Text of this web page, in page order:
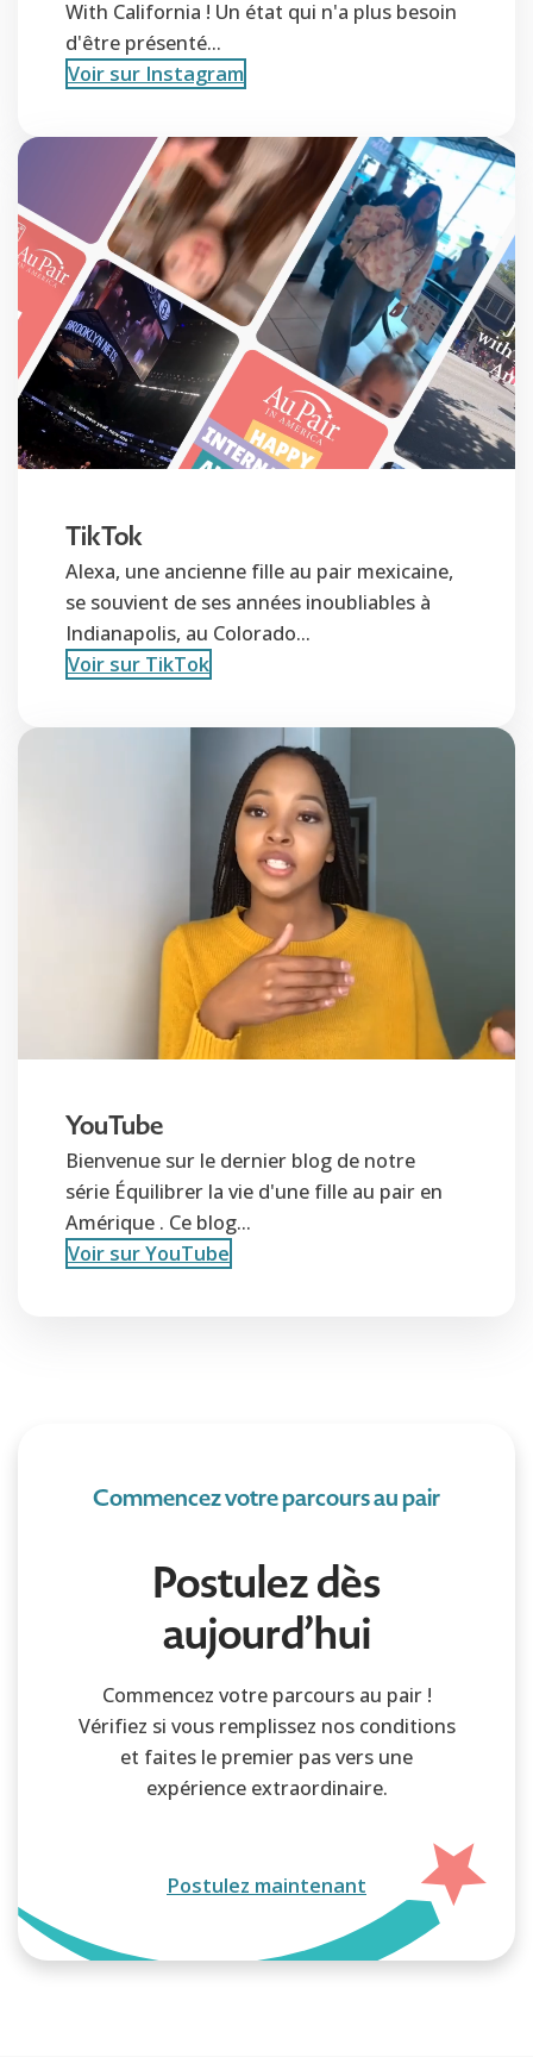
With California ! Un état qui n'a plus besoin
d'être présenté...
Voir sur Instagram
TikTok
Alexa, une ancienne fille au pair mexicaine,
se souvient de ses années inoubliables à
Indianapolis, au Colorado...
Voir sur TikTok
YouTube
Bienvenue sur le dernier blog de notre
série Équilibrer la vie d'une fille au pair en
Amérique . Ce blog...
Voir sur YouTube
Commencez votre parcours au pair
Postulez dès
aujourd’hui
Commencez votre parcours au pair !
Vérifiez si vous remplissez nos conditions
et faites le premier pas vers une
expérience extraordinaire.
Postulez maintenant